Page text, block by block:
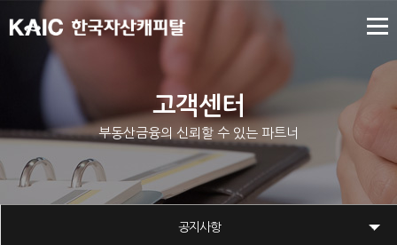
고객센터
부동산금융의 신뢰할 수 있는 파트너
공지사항